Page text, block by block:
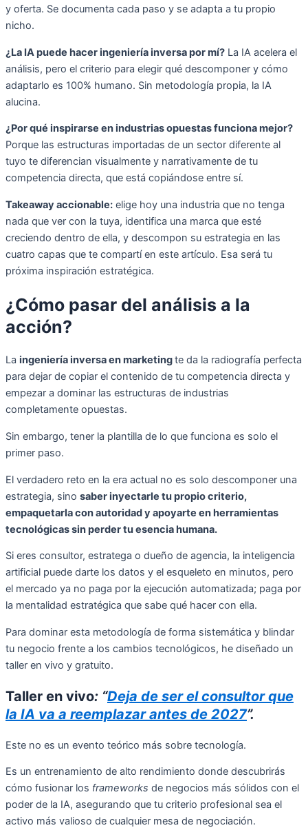
y oferta. Se documenta cada paso y se adapta a tu propio
nicho.
¿La IA puede hacer ingeniería inversa por mí? La IA acelera el
análisis, pero el criterio para elegir qué descomponer y cómo
adaptarlo es 100% humano. Sin metodología propia, la IA
alucina.
¿Por qué inspirarse en industrias opuestas funciona mejor?
Porque las estructuras importadas de un sector diferente al
tuyo te diferencian visualmente y narrativamente de tu
competencia directa, que está copiándose entre sí.
Takeaway accionable: elige hoy una industria que no tenga
nada que ver con la tuya, identifica una marca que esté
creciendo dentro de ella, y descompon su estrategia en las
cuatro capas que te compartí en este artículo. Esa será tu
próxima inspiración estratégica.
¿Cómo pasar del análisis a la
acción?
La ingeniería inversa en marketingte da la radiografía perfecta
para dejar de copiar el contenido de tu competencia directa y
empezar a dominar las estructuras de industrias
completamente opuestas.
Sin embargo, tener la plantilla de lo que funciona es solo el
primer paso.
El verdadero reto en la era actual no es solo descomponer una
estrategia, sino saber inyectarle tu propio criterio,
empaquetarla con autoridad y apoyarte en herramientas
tecnológicas sin perder tu esencia humana.
Si eres consultor, estratega o dueño de agencia, la inteligencia
artificial puede darte los datos y el esqueleto en minutos, pero
el mercado ya no paga por la ejecución automatizada; paga por
la mentalidad estratégica que sabe qué hacer con ella.
Para dominar esta metodología de forma sistemática y blindar
tu negocio frente a los cambios tecnológicos, he diseñado un
taller en vivo y gratuito.
Taller en vivo: “Deja de ser el consultor que
la IA va a reemplazar antes de 2027”.
Este no es un evento teórico más sobre tecnología.
Es un entrenamiento de alto rendimiento donde descubrirás
cómo fusionar los frameworks de negocios más sólidos con el
poder de la IA, asegurando que tu criterio profesional sea el
activo más valioso de cualquier mesa de negociación.